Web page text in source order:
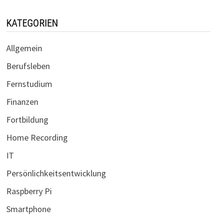
KATEGORIEN
Allgemein
Berufsleben
Fernstudium
Finanzen
Fortbildung
Home Recording
IT
Persönlichkeitsentwicklung
Raspberry Pi
Smartphone